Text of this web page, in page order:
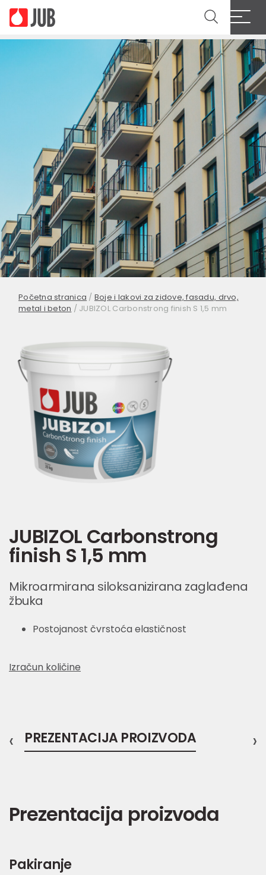
Početna stranica / Boje i lakovi za zidove, fasadu, drvo,
metal i beton / JUBIZOL Carbonstrong finish S 1,5 mm
JUBIZOL Carbonstrong
finish S 1,5 mm
Mikroarmirana siloksanizirana zaglađena
žbuka
Postojanost čvrstoća elastičnost
Izračun količine
PREZENTACIJA PROIZVODA
‹ ›
Prezentacija proizvoda
Pakiranje